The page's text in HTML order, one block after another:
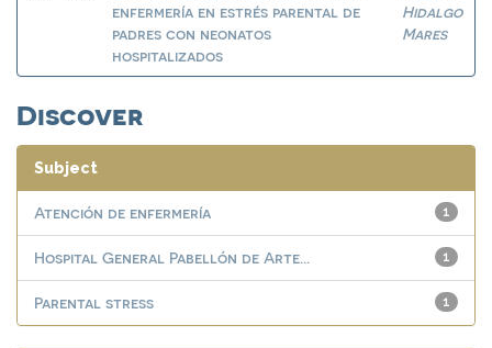
enfermería en estrés parental de
padres con neonatos
hospitalizados
Hidalgo
Mares
Discover
Subject
1
Atención de enfermería
1
Hospital General Pabellón de Arte...
1
Parental stress